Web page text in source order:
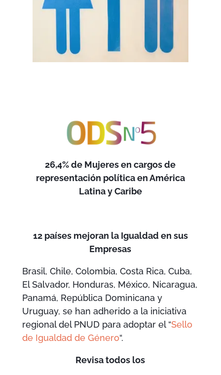
26,4% de Mujeres en cargos de
representación política en América
Latina y Caribe
12 países mejoran la Igualdad en sus
Empresas
Brasil, Chile, Colombia, Costa Rica, Cuba,
El Salvador, Honduras, México, Nicaragua,
Panamá, República Dominicana y
Uruguay, se han adherido a la iniciativa
regional del PNUD para adoptar el “Sello
de Igualdad de Género“.
Revisa todos los